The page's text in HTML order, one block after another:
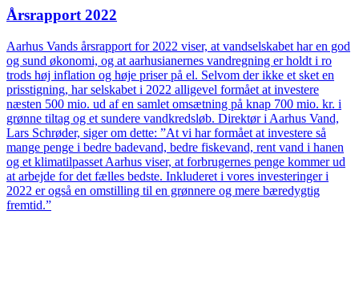
Årsrapport 2022
Aarhus Vands årsrapport for 2022 viser, at vandselskabet har en god
og sund økonomi, og at aarhusianernes vandregning er holdt i ro
trods høj inflation og høje priser på el. Selvom der ikke et sket en
prisstigning, har selskabet i 2022 alligevel formået at investere
næsten 500 mio. ud af en samlet omsætning på knap 700 mio. kr. i
grønne tiltag og et sundere vandkredsløb. Direktør i Aarhus Vand,
Lars Schrøder, siger om dette: ”At vi har formået at investere så
mange penge i bedre badevand, bedre fiskevand, rent vand i hanen
og et klimatilpasset Aarhus viser, at forbrugernes penge kommer ud
at arbejde for det fælles bedste. Inkluderet i vores investeringer i
2022 er også en omstilling til en grønnere og mere bæredygtig
fremtid.”